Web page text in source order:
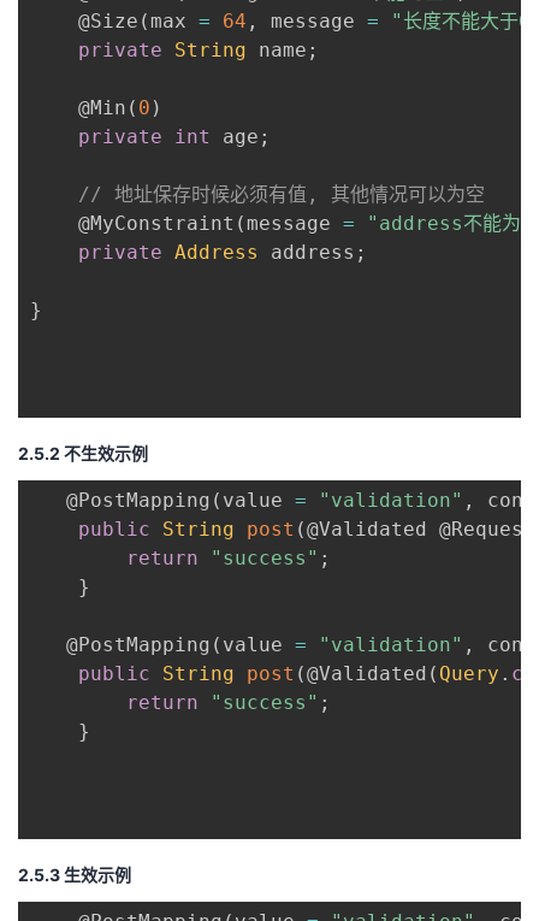
@Size ( max = 64 , message =
"长度不能大于
private
String name ;
@Min ( 0 )
private
int age ;
// 地址保存时候必须有值, 其他情况可以为空
@MyConstraint ( message =
"address不能为
private Address address ;
}
2.5.2 不生效示例
@PostMapping ( value = "validation" ,
public
String post (@Validated
return
"success" ;
}
@PostMapping ( value = "validation" ,
public
String post (@Validated ( Query .
return
"success" ;
}
2.5.3 生效示例